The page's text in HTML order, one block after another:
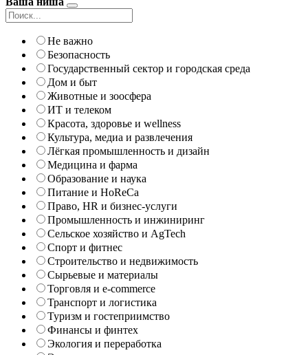
Не важно
Безопасность
Государственный сектор и городская среда
Дом и быт
Животные и зоосфера
ИТ и телеком
Красота, здоровье и wellness
Культура, медиа и развлечения
Лёгкая промышленность и дизайн
Медицина и фарма
Образование и наука
Питание и HoReCa
Право, HR и бизнес-услуги
Промышленность и инжиниринг
Сельское хозяйство и AgTech
Спорт и фитнес
Строительство и недвижимость
Сырьевые и материалы
Торговля и e-commerce
Транспорт и логистика
Туризм и гостеприимство
Финансы и финтех
Экология и переработка